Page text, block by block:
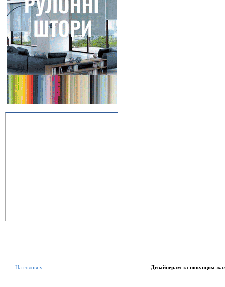
На головну Дизайнерам та покупцям